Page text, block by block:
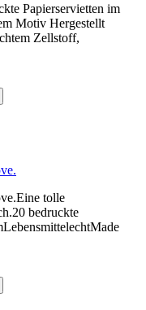
Papierservietten im
Motiv Hergestellt
Zellstoff,
tolle
bedruckte